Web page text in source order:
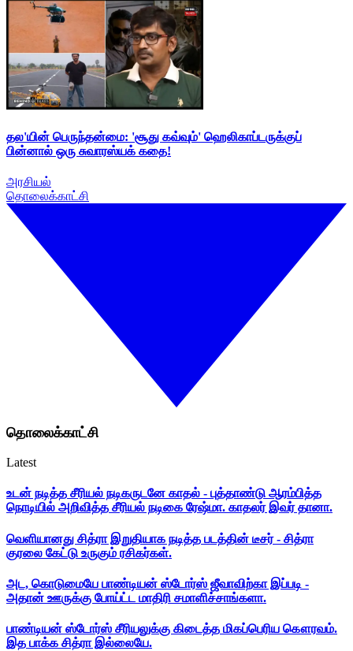
தல'யின் பெருந்தன்மை: 'சூது கவ்வும்' ஹெலிகாப்டருக்குப்
பின்னால் ஒரு சுவாரஸ்யக் கதை!
அரசியல்
தொலைக்காட்சி
தொலைக்காட்சி
Latest
உடன் நடித்த சீரியல் நடிகருடனே காதல் - புத்தாண்டு ஆரம்பித்த
நொடியில் அறிவித்த சீரியல் நடிகை ரேஷ்மா. காதலர் இவர் தானா.
வெளியானது சித்ரா இறுதியாக நடித்த படத்தின் டீசர் - சித்ரா
குரலை கேட்டு உருகும் ரசிகர்கள்.
அட, கொடுமையே பாண்டியன் ஸ்டோர்ஸ் ஜீவாவிற்கா இப்படி -
அதான் ஊருக்கு போய்ட்ட மாதிரி சமாளிச்சாங்களா.
பாண்டியன் ஸ்டோர்ஸ் சீரியலுக்கு கிடைத்த மிகப்பெரிய கௌரவம்.
இத பாக்க சித்ரா இல்லையே.